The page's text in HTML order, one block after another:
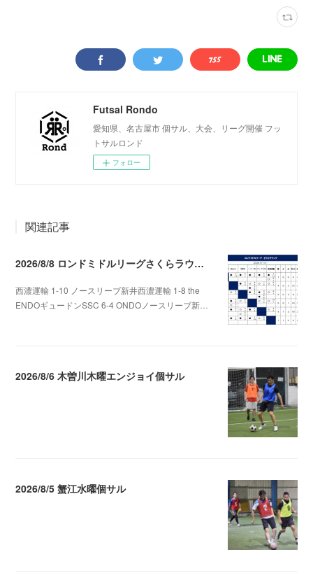
Futsal Rondo
愛知県、名古屋市 個サル、大会、リーグ開催 フッ
トサルロンド
フォロー
関連記事
2026/8/8 ロンドミドルリーグさくらラウンド第5.6節
西濃運輸 1-10 ノースリーブ新井西濃運輸 1-8 the
ENDOギュードンSSC 6-4 ONDOノースリーブ新…
2026/8/6 木曽川木曜エンジョイ個サル
2026/8/5 蟹江水曜個サル